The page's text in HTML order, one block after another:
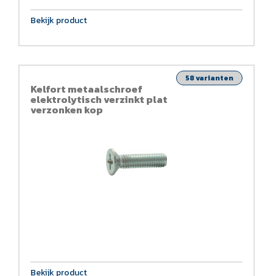
Bekijk product
Kelfort metaalschroef
elektrolytisch verzinkt plat
verzonken kop
58 varianten
Bekijk product